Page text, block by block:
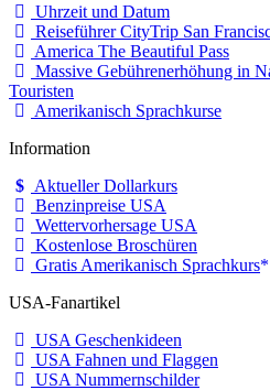
Uhrzeit und Datum
Reiseführer CityTrip San
America The Beautiful Pass
Massive Gebührenerhöhung in
Touristen
Amerikanisch Sprachkurse
Information
Aktueller Dollarkurs
Benzinpreise USA
Wettervorhersage USA
Kostenlose Broschüren
Gratis Amerikanisch Sprachkurs
USA-Fanartikel
USA Geschenkideen
USA Fahnen und Flaggen
USA Nummernschilder